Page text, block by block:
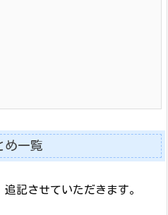
一覧
記させていただきます。